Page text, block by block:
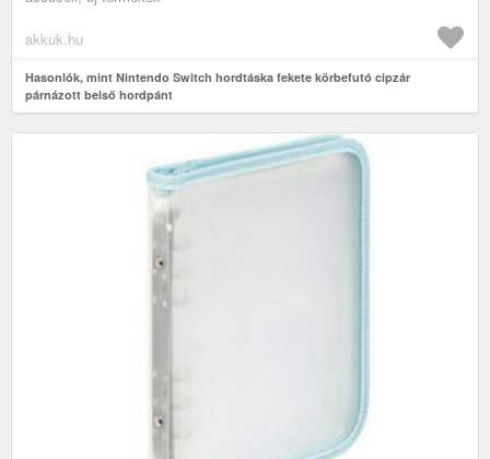
akkuk.hu
Hasonlók, mint Nintendo Switch hordtáska fekete körbefutó cipzár
párnázott belső hordpánt